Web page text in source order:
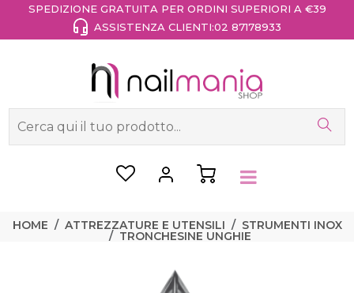
SPEDIZIONE GRATUITA PER ORDINI SUPERIORI A €39
ASSISTENZA CLIENTI:02 87178933
HOME ATTREZZATURE E UTENSILI STRUMENTI INOX
TRONCHESINE UNGHIE